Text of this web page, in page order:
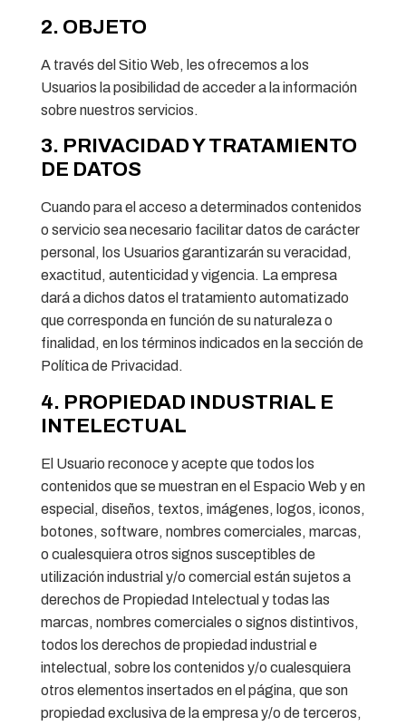
2. OBJETO
A través del Sitio Web, les ofrecemos a los
Usuarios la posibilidad de acceder a la información
sobre nuestros servicios.
3. PRIVACIDAD Y TRATAMIENTO
DE DATOS
Cuando para el acceso a determinados contenidos
o servicio sea necesario facilitar datos de carácter
personal, los Usuarios garantizarán su veracidad,
exactitud, autenticidad y vigencia. La empresa
dará a dichos datos el tratamiento automatizado
que corresponda en función de su naturaleza o
finalidad, en los términos indicados en la sección de
Política de Privacidad.
4. PROPIEDAD INDUSTRIAL E
INTELECTUAL
El Usuario reconoce y acepte que todos los
contenidos que se muestran en el Espacio Web y en
especial, diseños, textos, imágenes, logos, iconos,
botones, software, nombres comerciales, marcas,
o cualesquiera otros signos susceptibles de
utilización industrial y/o comercial están sujetos a
derechos de Propiedad Intelectual y todas las
marcas, nombres comerciales o signos distintivos,
todos los derechos de propiedad industrial e
intelectual, sobre los contenidos y/o cualesquiera
otros elementos insertados en el página, que son
propiedad exclusiva de la empresa y/o de terceros,